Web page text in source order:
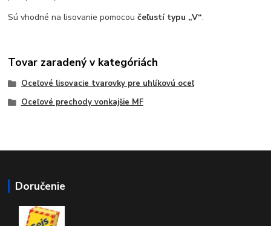
Sú vhodné na lisovanie pomocoučeľustí typu „V“.
Tovar zaradený v kategóriách
Oceľové lisovacie tvarovky pre uhlíkovú oceľ
Oceľové prechody vonkajšie MF
Doručenie